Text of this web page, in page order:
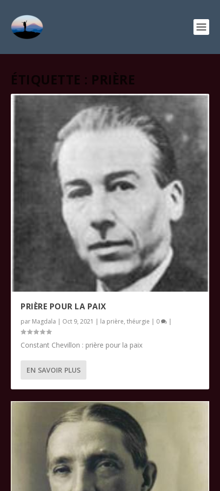
ÉTIQUETTE : PRIÈRE
PRIÈRE POUR LA PAIX
par Magdala | Oct 9, 2021 | la prière,théurgie | 0 |
Constant Chevillon : prière pour la paix
EN SAVOIR PLUS